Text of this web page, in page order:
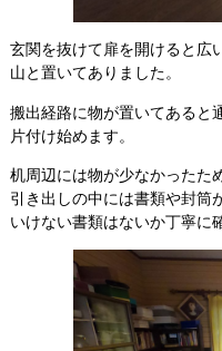
玄関を抜けて扉を開けると広
山と置いてありました。
搬出経路に物が置いてあると
片付け始めます。
机周辺には物が少なかったた
引き出しの中には書類や封筒
いけない書類はないか丁寧に